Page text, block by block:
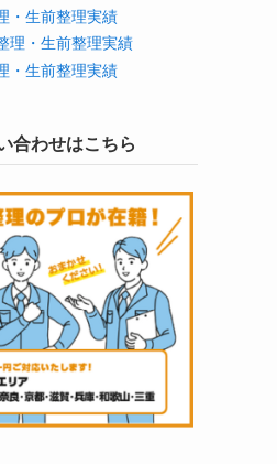
・生前整理実績
理・生前整理実績
・生前整理実績
合わせはこちら